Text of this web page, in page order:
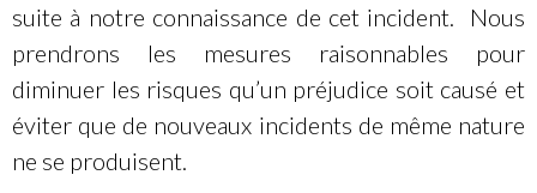
suite à notre connaissance de cet incident. Nous
prendrons les mesures raisonnables pour
diminuer les risques qu’un préjudice soit causé et
éviter que de nouveaux incidents de même nature
ne se produisent.